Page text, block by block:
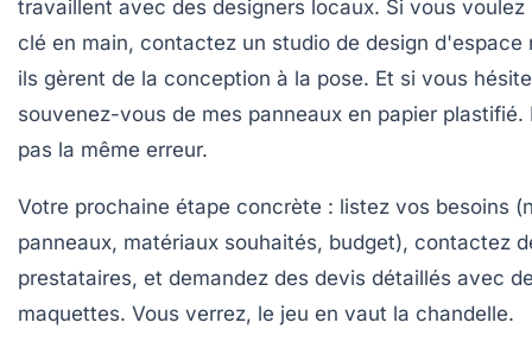
travaillent avec des designers locaux. Si vous voulez
clé en main, contactez un studio de design
ils gèrent de la conception à la pose. Et si vous
souvenez-vous de mes panneaux en papier plastifié.
pas la même erreur.
Votre prochaine étape concrète : listez vos besoins
panneaux, matériaux souhaités, budget), contactez
prestataires, et demandez des devis détaillés avec
maquettes. Vous verrez, le jeu en vaut la chandelle.